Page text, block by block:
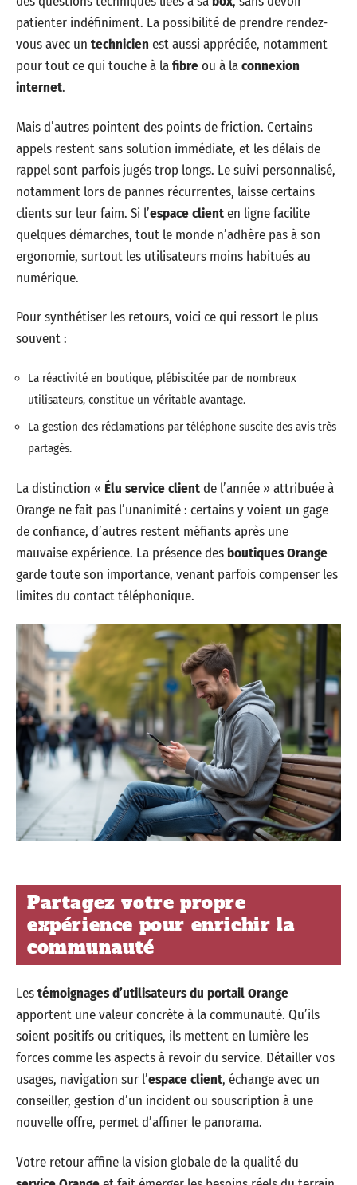
patienter indéfiniment. La possibilité de prendre rendez-
vous avec un technicien est aussi appréciée, notamment
pour tout ce qui touche à lafibreou à laconnexion
internet.
Mais d’autres pointent des points de friction. Certains
appels restent sans solution immédiate, et les délais de
rappel sont parfois jugés trop longs. Le suivi personnalisé,
notamment lors de pannes récurrentes, laisse certains
clients sur leur faim. Si l’espace clienten ligne facilite
quelques démarches, tout le monde n’adhère pas à son
ergonomie, surtout les utilisateurs moins habitués au
numérique.
Pour synthétiser les retours, voici ce qui ressort le plus
souvent :
La réactivité en boutique, plébiscitée par de nombreux
utilisateurs, constitue un véritable avantage.
La gestion des réclamations par téléphone suscite des avis très
partagés.
La distinction « Élu service clientde l’année » attribuée à
Orange ne fait pas l’unanimité : certains y voient un gage
de confiance, d’autres restent méfiants après une
mauvaise expérience. La présence desboutiques Orange
garde toute son importance, venant parfois compenser les
limites du contact téléphonique.
Partagez votre propre
expérience pour enrichir la
communauté
Lestémoignages d’utilisateurs du portail Orange
apportent une valeur concrète à la communauté. Qu’ils
soient positifs ou critiques, ils mettent en lumière les
forces comme les aspects à revoir du service. Détailler vos
usages, navigation sur l’espace client, échange avec un
conseiller, gestion d’un incident ou souscription à une
nouvelle offre, permet d’affiner le panorama.
Votre retour affine la vision globale de la qualité du